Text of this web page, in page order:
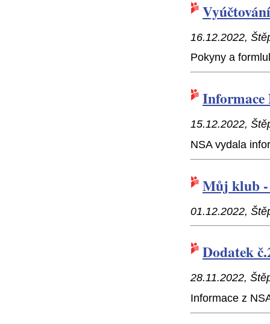
16.12.2022,
Pokyny a
Informace
15.12.2022,
NSA vydala
Můj klub
01.12.2022,
Dodatek
28.11.2022,
Informace z